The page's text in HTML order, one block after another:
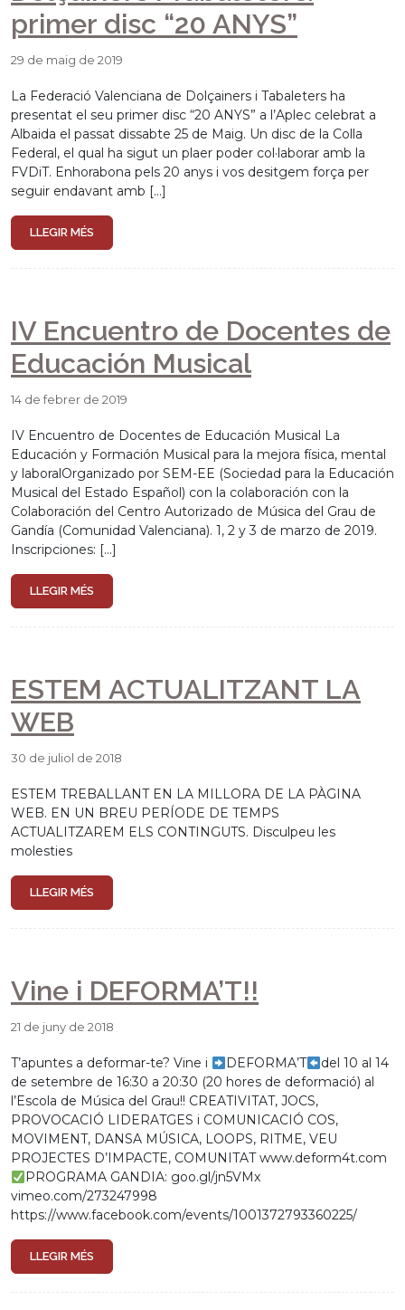
primer disc “20 ANYS”
29 de maig de 2019
La Federació Valenciana de Dolçainers i Tabaleters ha
presentat el seu primer disc “20 ANYS” a l’Aplec celebrat a
Albaida el passat dissabte 25 de Maig. Un disc de la Colla
Federal, el qual ha sigut un plaer poder col·laborar amb la
FVDiT. Enhorabona pels 20 anys i vos desitgem força per
seguir endavant amb […]
LLEGIR MÉS
IV Encuentro de Docentes de
Educación Musical
14 de febrer de 2019
IV Encuentro de Docentes de Educación Musical La
Educación y Formación Musical para la mejora física, mental
y laboralOrganizado por SEM-EE (Sociedad para la Educación
Musical del Estado Español) con la colaboración con la
Colaboración del Centro Autorizado de Música del Grau de
Gandía (Comunidad Valenciana). 1, 2 y 3 de marzo de 2019.
Inscripciones: […]
LLEGIR MÉS
ESTEM ACTUALITZANT LA
WEB
30 de juliol de 2018
ESTEM TREBALLANT EN LA MILLORA DE LA PÀGINA
WEB. EN UN BREU PERÍODE DE TEMPS
ACTUALITZAREM ELS CONTINGUTS. Disculpeu les
molesties
LLEGIR MÉS
Vine i DEFORMA’T!!
21 de juny de 2018
T’apuntes a deformar-te? Vine i DEFORMA’T
del 10 al 14
de setembre de 16:30 a 20:30 (20 hores de deformació) al
l’Escola de Música del Grau!! CREATIVITAT, JOCS,
PROVOCACIÓ LIDERATGES i COMUNICACIÓ COS,
MOVIMENT, DANSA MÚSICA, LOOPS, RITME, VEU
PROJECTES D’IMPACTE, COMUNITAT www.deform4t.com
PROGRAMA GANDIA: goo.gl/jn5VMx
vimeo.com/273247998
https://www.facebook.com/events/1001372793360225/
LLEGIR MÉS